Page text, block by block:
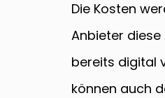
Die Kosten
Anbieter diese
bereits digital
können auch